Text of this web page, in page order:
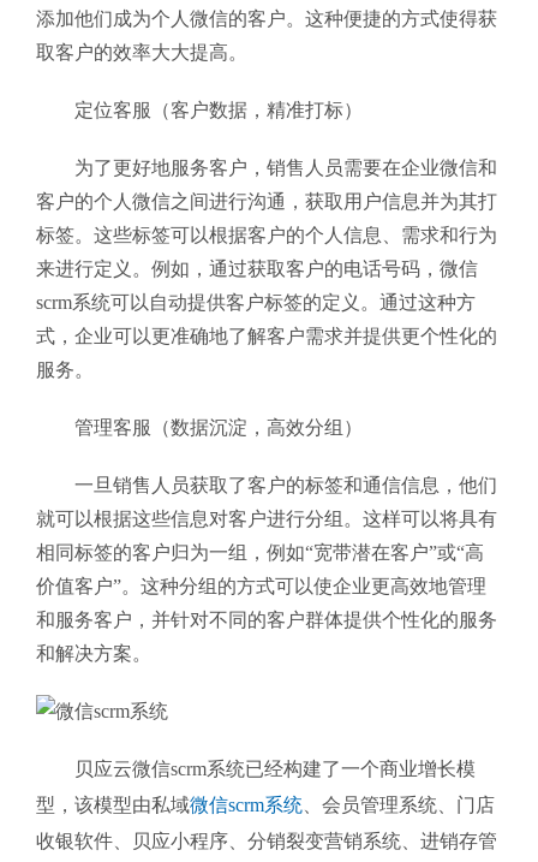
添加他们成为个人微信的客户。这种便捷的方式使得获
取客户的效率大大提高。
定位客服（客户数据，精准打标）
为了更好地服务客户，销售人员需要在企业微信和
客户的个人微信之间进行沟通，获取用户信息并为其打
标签。这些标签可以根据客户的个人信息、需求和行为
来进行定义。例如，通过获取客户的电话号码，微信
scrm系统可以自动提供客户标签的定义。通过这种方
式，企业可以更准确地了解客户需求并提供更个性化的
服务。
管理客服（数据沉淀，高效分组）
一旦销售人员获取了客户的标签和通信信息，他们
就可以根据这些信息对客户进行分组。这样可以将具有
相同标签的客户归为一组，例如“宽带潜在客户”或“高
价值客户”。这种分组的方式可以使企业更高效地管理
和服务客户，并针对不同的客户群体提供个性化的服务
和解决方案。
贝应云微信scrm系统已经构建了一个商业增长模
型，该模型由私域微信scrm系统 、会员管理系统、门店
收银软件、贝应小程序、分销裂变营销系统、进销存管